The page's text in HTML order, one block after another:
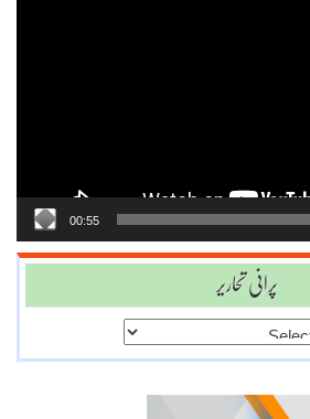
00:55
پرانی تحاریر